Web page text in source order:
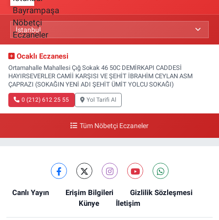
Ocaklı Eczanesi
Ortamahalle Mahallesi Çığ Sokak 46 50C DEMİRKAPI CADDESİ
HAYIRSEVERLER CAMİİ KARŞISI VE ŞEHİT İBRAHİM CEYLAN ASM
ÇAPRAZI (SOKAĞIN YENİ ADI ŞEHİT ÜMİT YOLCU SOKAĞI)
0 (212) 612 25 55 Yol Tarifi Al
Tüm Nöbetçi Eczaneler
Canlı Yayın Erişim Bilgileri
Gizlilik Sözleşmesi
Künye
İletişim